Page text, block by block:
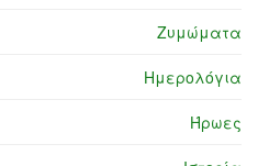
Ζυμώματα
Ημερολόγια
Ήρωες